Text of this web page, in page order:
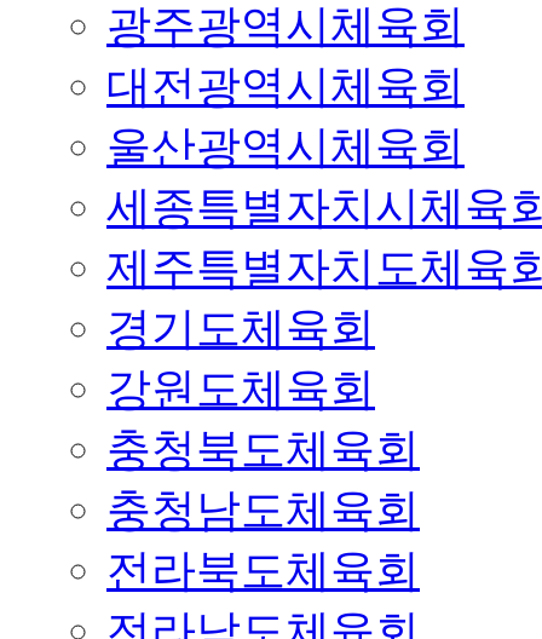
광주광역시체육회
대전광역시체육회
울산광역시체육회
세종특별자치시체육
제주특별자치도체육
경기도체육회
강원도체육회
충청북도체육회
충청남도체육회
전라북도체육회